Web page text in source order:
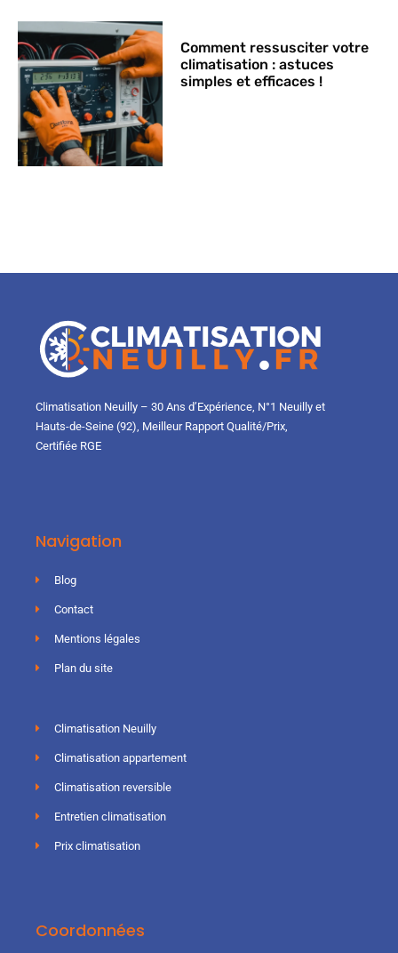
Comment ressusciter votre
climatisation : astuces
simples et efficaces !
Climatisation Neuilly – 30 Ans d’Expérience, N°1 Neuilly et
Hauts-de-Seine (92), Meilleur Rapport Qualité/Prix,
Certifiée RGE
Navigation
Blog
Contact
Mentions légales
Plan du site
Climatisation Neuilly
Climatisation appartement
Climatisation reversible
Entretien climatisation
Prix climatisation
Coordonnées